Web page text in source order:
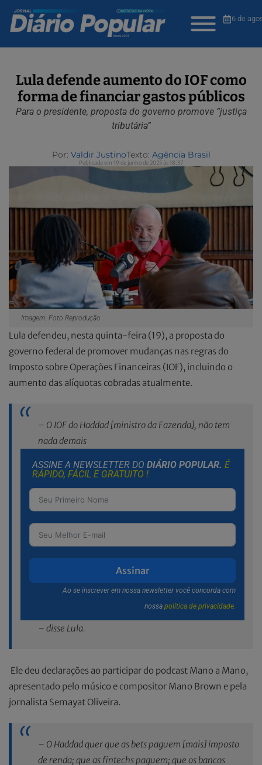
6 de
Lula defende aumento do IOF como
forma de financiar gastos públicos
Para o presidente, proposta do governo promove “justiça
tributária”
Por: Valdir JustinoTexto: Agência Brasil
Publicada em 19 de junho de 2025 às 18:37
Imagem: Foto Reprodução
Lula defendeu, nesta quinta-feira (19), a proposta do
governo federal de promover mudanças nas regras do
Imposto sobre Operações Financeiras (IOF), incluindo o
aumento das alíquotas cobradas atualmente.
– O IOF do Haddad [ministro da Fazenda], não tem
nada demais
ASSINE A NEWSLETTER DO DIÁRIO POPULAR. É
RÁPIDO, FÁCIL E GRATUITO !
Assinar
Ao se inscrever em nossa newsletter você concorda com
nossa política de privacidade.
– disse Lula.
Ele deu declarações ao participar do podcast Mano a Mano,
apresentado pelo músico e compositor Mano Brown e pela
jornalista Semayat Oliveira.
– O Haddad quer que as bets paguem [mais] imposto
de renda; que as fintechs paguem; que os bancos